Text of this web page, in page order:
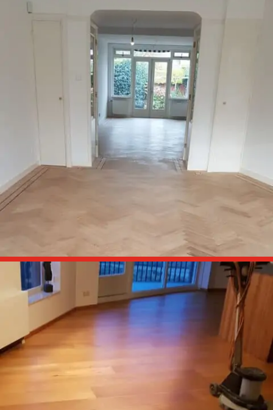

Parket schuren en olien
Slaapkamers en hal schuren en behandelen met olie.

Vsigraat schuren en lakken
Woonkamer met visgraat vloer schuren en behandelen